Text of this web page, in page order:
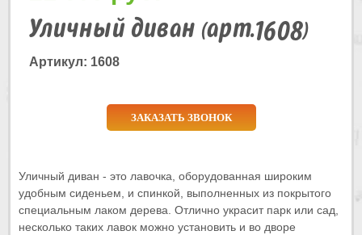
Уличный диван (арт.1608)
Артикул: 1608
ЗАКАЗАТЬ ЗВОНОК
Уличный диван - это лавочка, оборудованная широким
удобным сиденьем, и спинкой, выполненных из покрытого
специальным лаком дерева. Отлично украсит парк или сад,
несколько таких лавок можно установить и во дворе